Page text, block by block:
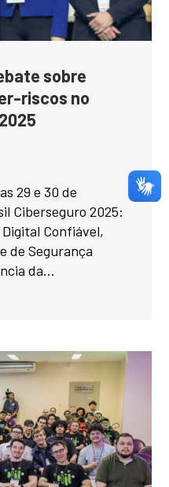
sobre
riscos no
29 e 30 de
Ciberseguro 2025:
Confiável,
de Segurança
da...